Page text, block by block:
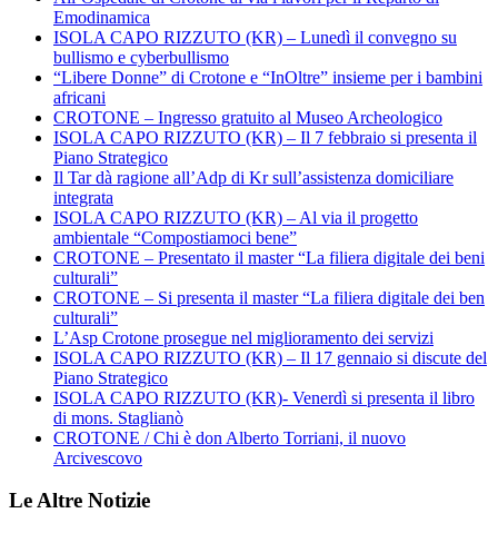
Emodinamica
ISOLA CAPO RIZZUTO (KR) – Lunedì il convegno su
bullismo e cyberbullismo
“Libere Donne” di Crotone e “InOltre” insieme per i bambini
africani
CROTONE – Ingresso gratuito al Museo Archeologico
ISOLA CAPO RIZZUTO (KR) – Il 7 febbraio si presenta il
Piano Strategico
Il Tar dà ragione all’Adp di Kr sull’assistenza domiciliare
integrata
ISOLA CAPO RIZZUTO (KR) – Al via il progetto
ambientale “Compostiamoci bene”
CROTONE – Presentato il master “La filiera digitale dei beni
culturali”
CROTONE – Si presenta il master “La filiera digitale dei ben
culturali”
L’Asp Crotone prosegue nel miglioramento dei servizi
ISOLA CAPO RIZZUTO (KR) – Il 17 gennaio si discute del
Piano Strategico
ISOLA CAPO RIZZUTO (KR)- Venerdì si presenta il libro
di mons. Staglianò
CROTONE / Chi è don Alberto Torriani, il nuovo
Arcivescovo
Le Altre Notizie